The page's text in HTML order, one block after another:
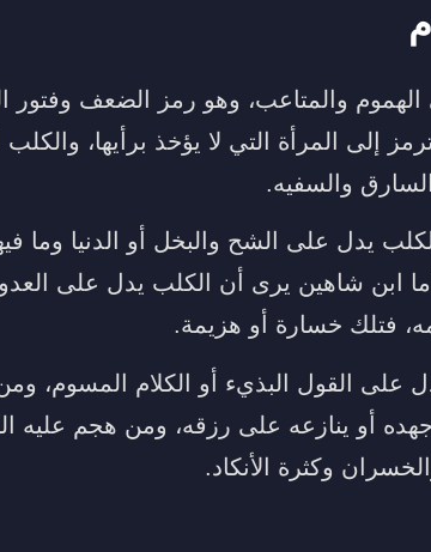
والمتاعب، وهو رمز الضعف وفتور
إلى المرأة التي لا يؤخذ برأيها،
والسفيه.
يدل على الشح والبخل أو الدنيا وما
أما ابن شاهين يرى أن الكلب يدل على
فتلك خسارة أو هزيمة.
على القول البذيء أو الكلام المسوم،
أو ينازعه على رزقه، ومن هجم عليه
وكثرة الأنكاد.